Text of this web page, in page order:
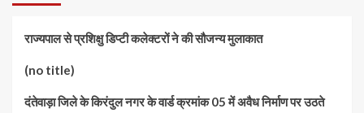
राज्यपाल से प्रशिक्षु डिप्टी कलेक्टरों ने की सौजन्य मुलाकात
(no title)
दंतेवाड़ा जिले के किरंदुल नगर के वार्ड क्रमांक 05 में अवैध निर्माण पर उठते